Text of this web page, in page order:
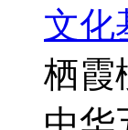
栖霞